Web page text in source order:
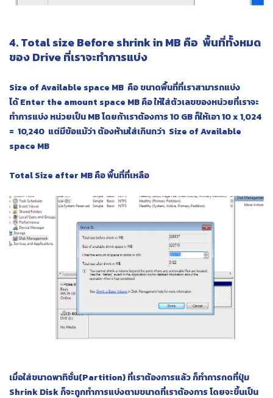
4. Total size Before shrink in MB คือ พื้นที่ทั้งหมด
ของ Drive ที่เราจะทำการแบ่ง
Size of Available space MB คือ ขนาดพื้นที่ที่เราสามารถแบ่ง
ได้Enter the amount space MB คือ ให้ใส่ตัวเลขของหน่วยที่เราจะ
ทำการแบ่ง หน่วยเป็น MB โดยถ้าเราต้องการ 10 GB ก็ให้เอา 10 x 1,024
= 10,240 แต่มีข้อแม้ว่า ต้องห้ามใส่เกินกว่า Size of Available
space MB
Total Size after MB คือ พื้นที่ที่เหลือ
เมื่อใส่ขนาดพาทิชั่น(Partition) ที่เราต้องการแล้ว ก็ทำการกดที่ปุ่ม
ShrinkDisk ก็จะถูกทำการแบ่งตามขนาดที่เราต้องการ โดยจะขึ้นเป็น